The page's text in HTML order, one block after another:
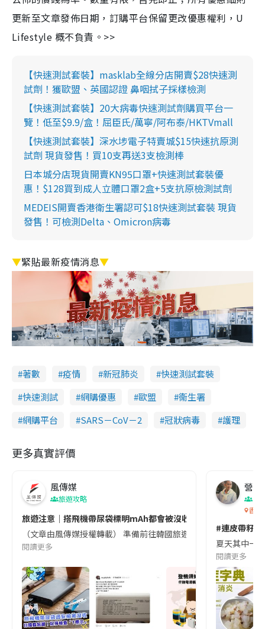
更新至文章發佈日期，訂購平台保留更改優惠權利，U
Lifestyle 概不負責。>>
【快速測試套裝】masklab全線分店開賣$28快速測
試劑！獲歐盟、英國認證 鼻咽拭子採樣檢測
【快速測試套裝】20大病毒快速測試劑購買平台一
覽！低至$9.9/盒！屈臣氏/萬寧/阿布泰/HKTVmall
【快速測試套裝】深水埗電子特賣城$15快速抗原測
試劑 現貨發售！買10支再送3支檢測棒
日本城分店現貨開賣KN95口罩+快速測試套裝優
惠！$128買到成人立體口罩2盒+5支抗原檢測試劑
MEDEIS開賣香港衛生署認可$18快速測試套裝 現貨
發售！可檢測Delta、Omicron病毒
▼緊貼最新疫情消息▼
著數 疫情 新冠肺炎
快速測試套裝
快速測試
網購優惠 歐盟
衞生署
網購平台
SARS－CoV－2 冠狀病毒 護理
更多真實評價
風傳媒
旅遊攻略
旅遊注意｜搭飛機帶尿袋標明mAh都會被沒收😱出發前切記檢查
（文章由風傳媒授權轉載） 準備前往韓國旅遊的民眾，近期要
閱讀更多
營養
香港
#連皮帶籽
夏天其中一
閱讀更多